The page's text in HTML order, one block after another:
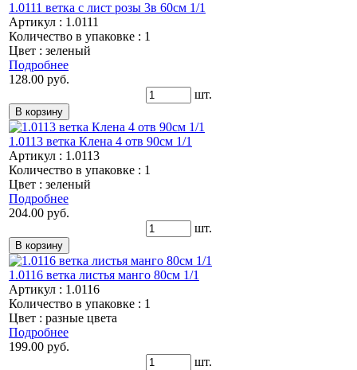
1.0111 ветка с лист розы 3в 60см 1/1
Артикул : 1.0111
Количество в упаковке : 1
Цвет : зеленый
Подробнее
128.00 руб.
шт.
1.0113 ветка Клена 4 отв 90см 1/1
Артикул : 1.0113
Количество в упаковке : 1
Цвет : зеленый
Подробнее
204.00 руб.
шт.
1.0116 ветка листья манго 80см 1/1
Артикул : 1.0116
Количество в упаковке : 1
Цвет : разные цвета
Подробнее
199.00 руб.
шт.